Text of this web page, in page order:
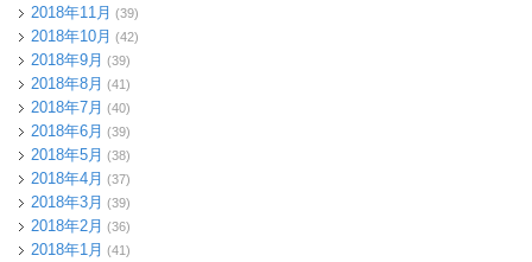
2018年11月 (39)
2018年10月 (42)
2018年9月 (39)
2018年8月 (41)
2018年7月 (40)
2018年6月 (39)
2018年5月 (38)
2018年4月 (37)
2018年3月 (39)
2018年2月 (36)
2018年1月 (41)